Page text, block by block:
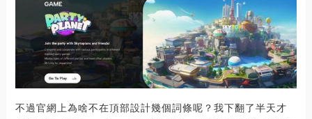
不過官網上為啥不在頂部設計幾個詞條呢？我下翻了半天才